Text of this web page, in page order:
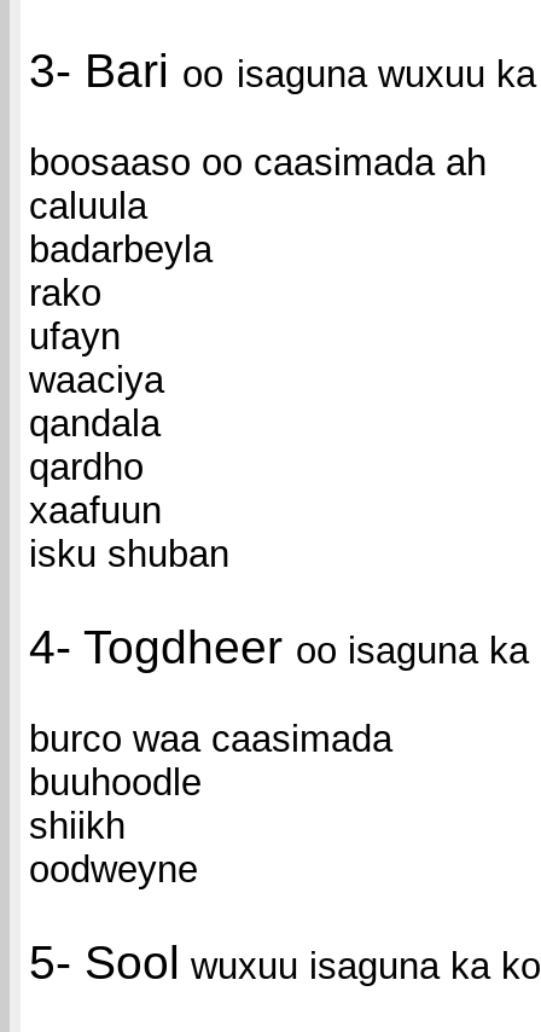
3- Bari oo isaguna wuxuu
boosaaso oo caasimada ah
caluula
badarbeyla
rako
ufayn
waaciya
qandala
qardho
xaafuun
isku shuban
4- Togdheer oo isaguna
burco waa caasimada
buuhoodle
shiikh
oodweyne
5- Sool wuxuu isaguna ka